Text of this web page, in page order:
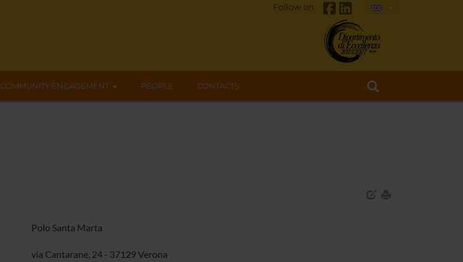
Follow on
COMMUNITY ENGAGEMENT PEOPLE CONTACTS
Polo Santa Marta
via Cantarane, 24 - 37129 Verona